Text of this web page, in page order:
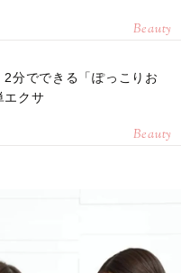
Beauty
分でできる「ぽっこりお
エクサ
Beauty